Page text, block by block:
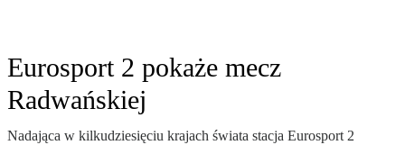
Eurosport 2 pokaże mecz
Radwańskiej
Nadająca w kilkudziesięciu krajach świata stacja Eurosport 2